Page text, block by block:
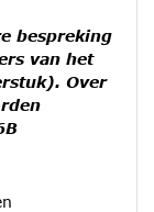
bespreking
van het
Over